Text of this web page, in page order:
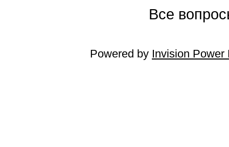
Все
Powered by Invision Power